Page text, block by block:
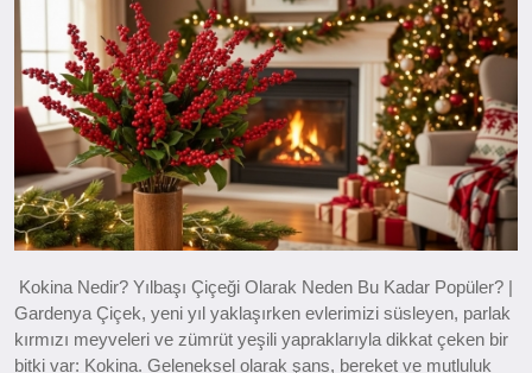
Kokina Nedir? Yılbaşı Çiçeği Olarak Neden Bu Kadar Popüler? |
Gardenya Çiçek, yeni yıl yaklaşırken evlerimizi süsleyen, parlak
kırmızı meyveleri ve zümrüt yeşili yapraklarıyla dikkat çeken bir
bitki var: Kokina. Geleneksel olarak şans, bereket ve mutluluk